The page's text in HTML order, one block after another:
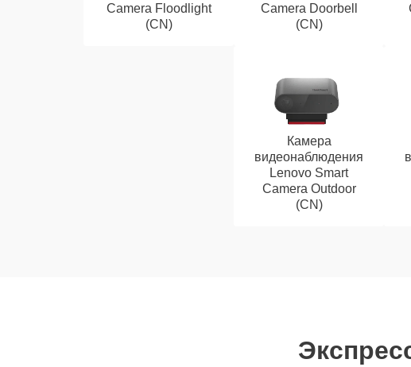
Camera Floodlight
(CN)
Camera Doorbell
(CN)
Камера
видеонаблюдения
Lenovo Smart
Camera Outdoor
(CN)